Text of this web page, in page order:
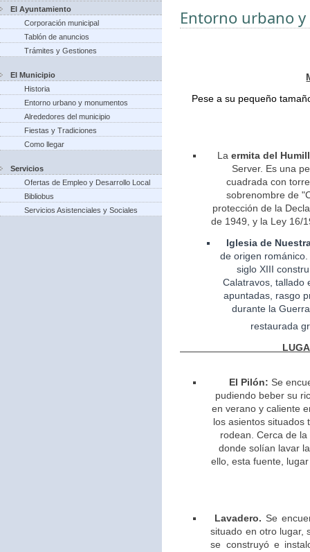
El Ayuntamiento
Corporación municipal
Tablón de anuncios
Trámites y Gestiones
El Municipio
Historia
Entorno urbano y monumentos
Alrededores del municipio
Fiestas y Tradiciones
Como llegar
Servicios
Ofertas de Empleo y Desarrollo Local
Bibliobus
Servicios Asistenciales y Sociales
Entorno urbano
Pese a su pequeño
La ermita del
Server. Es una
cuadrada con
sobrenombre de
protección de la
de 1949, y la Ley 16/
Iglesia de
deorigen
siglo XIII
Calatravos, tallado
apuntadas, rasgo
durante la
restaurada
El Pilón: Se
pudiendo beber su
en verano y caliente
los asientos situados
rodean. Cerca de
donde solían lavar
ello, esta fuente,
Lavadero. Se
situado en otro lugar,
se construyó e